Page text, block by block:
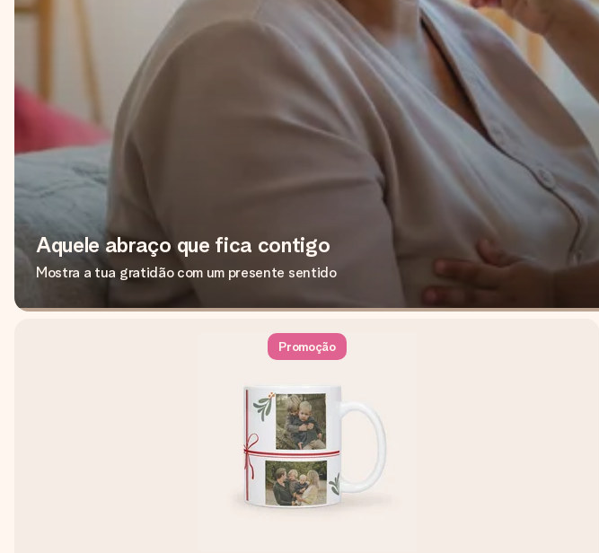
Aquele abraço que fica contigo
Mostra a tua gratidão com um presente sentido
Promoção